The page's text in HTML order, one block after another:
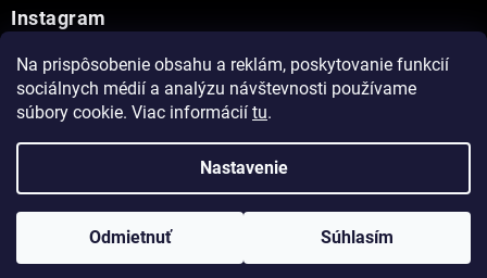
Na prispôsobenie obsahu a reklám, poskytovanie funkcií
sociálnych médií a analýzu návštevnosti používame
súbory cookie. Viac informácií tu.
Nastavenie
Odmietnuť Súhlasím
Instagram
Sledovať na Instagrame
Copyright 2026Painthouse. Všetky práva vyhradené.Upraviť